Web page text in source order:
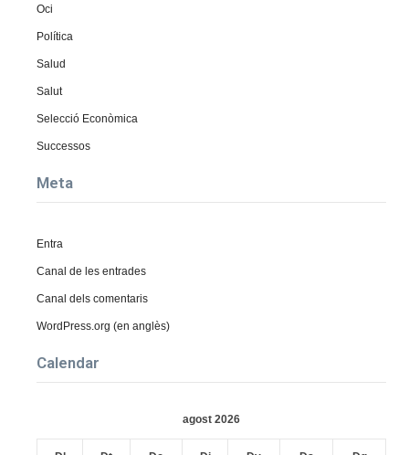
Oci
Política
Salud
Salut
Selecció Econòmica
Successos
Meta
Entra
Canal de les entrades
Canal dels comentaris
WordPress.org (en anglès)
Calendar
agost 2026